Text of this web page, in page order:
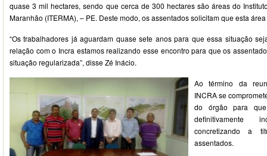
quase 3 mil hectares, sendo que cerca de 300 hectares são áreas do
Maranhão (ITERMA), – PE. Deste modo, os assentados solicitam que esta
“Os trabalhadores já aguardam quase sete anos para que essa situação
relação com o Incra estamos realizando esse encontro para que os
situação regularizada”, disse Zé Inácio.
Ao término da
INCRA se
do órgão para
definitivamente
concretizando a
assentados.